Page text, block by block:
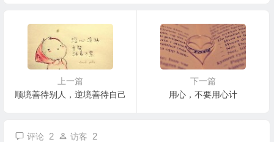
上一篇
顺境善待别人，逆境善待自己
下一篇
用心，不要用心计
评论 2 访客 2